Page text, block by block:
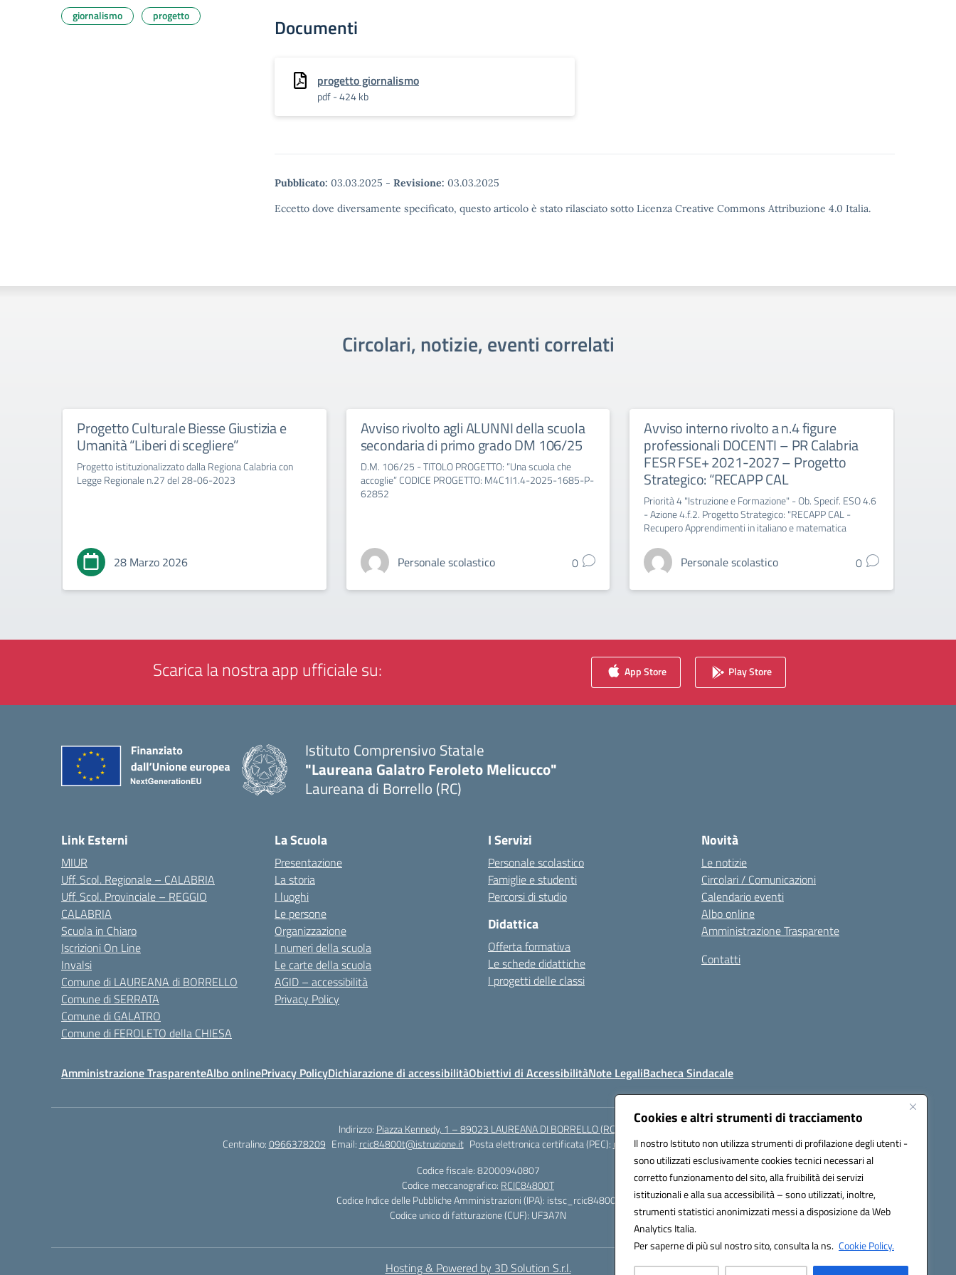
Cookies e altri strumenti di tracciamento
Il nostro Istituto non utilizza strumenti di profilazione degli utenti -
sono utilizzati esclusivamente cookies tecnici necessari al
corretto funzionamento del sito, alla fruibilità dei servizi
istituzionali e alla sua accessibilità – sono utilizzati, inoltre,
strumenti statistici anonimizzati messi a disposizione da Web
Analytics Italia.
Per saperne di più sul nostro sito, consulta la ns. Cookie Policy.
Documenti
progetto giornalismo
pdf - 424 kb
Pubblicato: 03.03.2025 - Revisione: 03.03.2025
Eccetto dove diversamente specificato, questo articolo è stato rilasciato sotto Licenza Creative Commons Attribuzione 4.0 Italia.
giornalismo progetto
Circolari, notizie, eventi correlati
Progetto Culturale Biesse Giustizia e
Umanità “Liberi di scegliere”
Progetto istituzionalizzato dalla Regiona Calabria con
Legge Regionale n.27 del 28-06-2023
28 Marzo 2026
Avviso rivolto agli ALUNNI della scuola
secondaria di primo grado DM 106/25
D.M. 106/25 - TITOLO PROGETTO: “Una scuola che
accoglie” CODICE PROGETTO: M4C1I1.4-2025-1685-P-
62852
Personale scolastico 0
Avviso interno rivolto a n.4 figure
professionali DOCENTI – PR Calabria
FESR FSE+ 2021-2027 – Progetto
Strategico: “RECAPP CAL
Priorità 4 "Istruzione e Formazione" - Ob. Specif. ESO 4.6
- Azione 4.f.2. Progetto Strategico: "RECAPP CAL -
Recupero Apprendimenti in italiano e matematica
Personale scolastico 0
Scarica la nostra app ufficiale su: App Store Play Store
Istituto Comprensivo Statale
"Laureana Galatro Feroleto Melicucco"
Laureana di Borrello (RC)
Link Esterni
MIUR
Uff. Scol. Regionale – CALABRIA
Uff. Scol. Provinciale – REGGIO
CALABRIA
Scuola in Chiaro
Iscrizioni On Line
Invalsi
Comune di LAUREANA di BORRELLO
Comune di SERRATA
Comune di GALATRO
Comune di FEROLETO della CHIESA
La Scuola
Presentazione
La storia
I luoghi
Le persone
Organizzazione
I numeri della scuola
Le carte della scuola
AGID – accessibilità
Privacy Policy
I Servizi
Personale scolastico
Famiglie e studenti
Percorsi di studio
Didattica
Offerta formativa
Le schede didattiche
I progetti delle classi
Novità
Le notizie
Circolari / Comunicazioni
Calendario eventi
Albo online
Amministrazione Trasparente
Contatti
Amministrazione TrasparenteAlbo onlinePrivacy PolicyDichiarazione di accessibilitàObiettivi di AccessibilitàNote LegaliBacheca Sindacale
Indirizzo: Piazza Kennedy, 1 – 89023 LAUREANA DI BORRELLO (RC)
Centralino:0966378209 Email: rcic84800t@istruzione.it Posta elettronica certificata (PEC): rcic84800t@pec.istruzione.it
Codice fiscale: 82000940807
Codice meccanografico: RCIC84800T
Codice Indice delle Pubbliche Amministrazioni (IPA): istsc_rcic84800t
Codice unico di fatturazione (CUF): UF3A7N
Hosting & Powered by 3D Solution S.r.l.